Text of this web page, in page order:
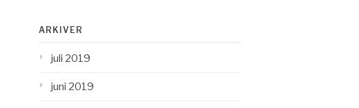
ARKIVER
juli 2019
juni 2019